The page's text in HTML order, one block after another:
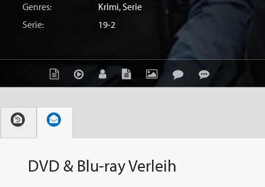
Genres:
Krimi, Serie
Serie:
19-2
DVD & Blu-ray Verleih